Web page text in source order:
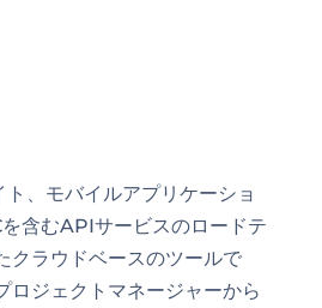
、モバイルアプリケーショ
含むAPIサービスのロードテ
クラウドベースのツールで
ロジェクトマネージャーから